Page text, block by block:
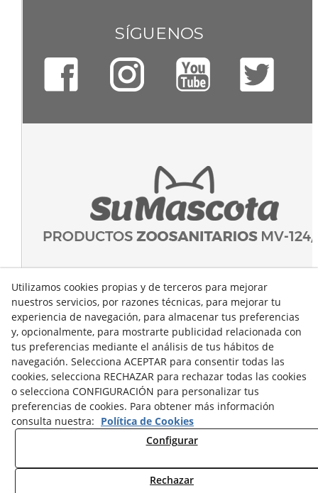
SÍGUENOS
Utilizamos cookies propias y de terceros para mejorar
nuestros servicios, por razones técnicas, para mejorar tu
experiencia de navegación, para almacenar tus preferencias
y, opcionalmente, para mostrarte publicidad relacionada con
tus preferencias mediante el análisis de tus hábitos de
navegación. Selecciona ACEPTAR para consentir todas las
cookies, selecciona RECHAZAR para rechazar todas las cookies
o selecciona CONFIGURACIÓN para personalizar tus
preferencias de cookies. Para obtener más información
consulta nuestra: Política de Cookies
Configurar
Rechazar